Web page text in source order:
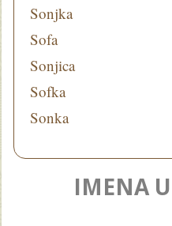
Sonjka
Sofa
Sonjica
Sofka
Sonka
IMENA